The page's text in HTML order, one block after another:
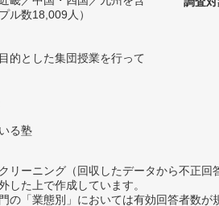
ル数18,009人）
的とした集団授業を行って
る塾
ーニング（回収したデータから不正回
た上で作成しています。
「業態別」においては有効回答者数